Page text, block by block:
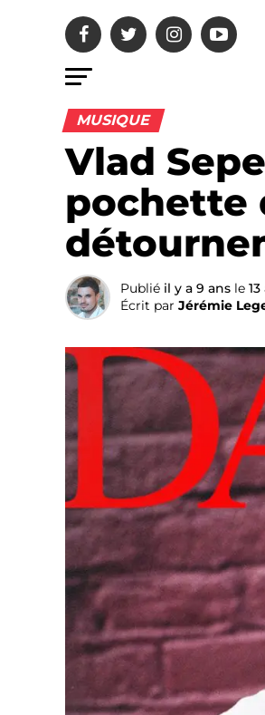
MUSIQUE
Vlad
pochette
Publié il y a 9 ans le
Écrit par Jérémie